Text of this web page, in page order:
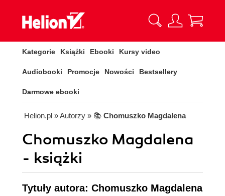
Kategorie Książki Ebooki Kursy video
Audiobooki Promocje Nowości Bestsellery
Darmowe ebooki
Helion.pl » Autorzy » 📚 Chomuszko Magdalena
Chomuszko Magdalena
- książki
Tytuły autora: Chomuszko Magdalena